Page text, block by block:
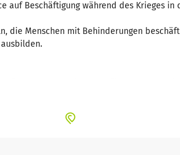
auf Beschäftigung während des Krieges
die Menschen mit Behinderungen
Ausbildung.
Vinnytsja/Ukraine.